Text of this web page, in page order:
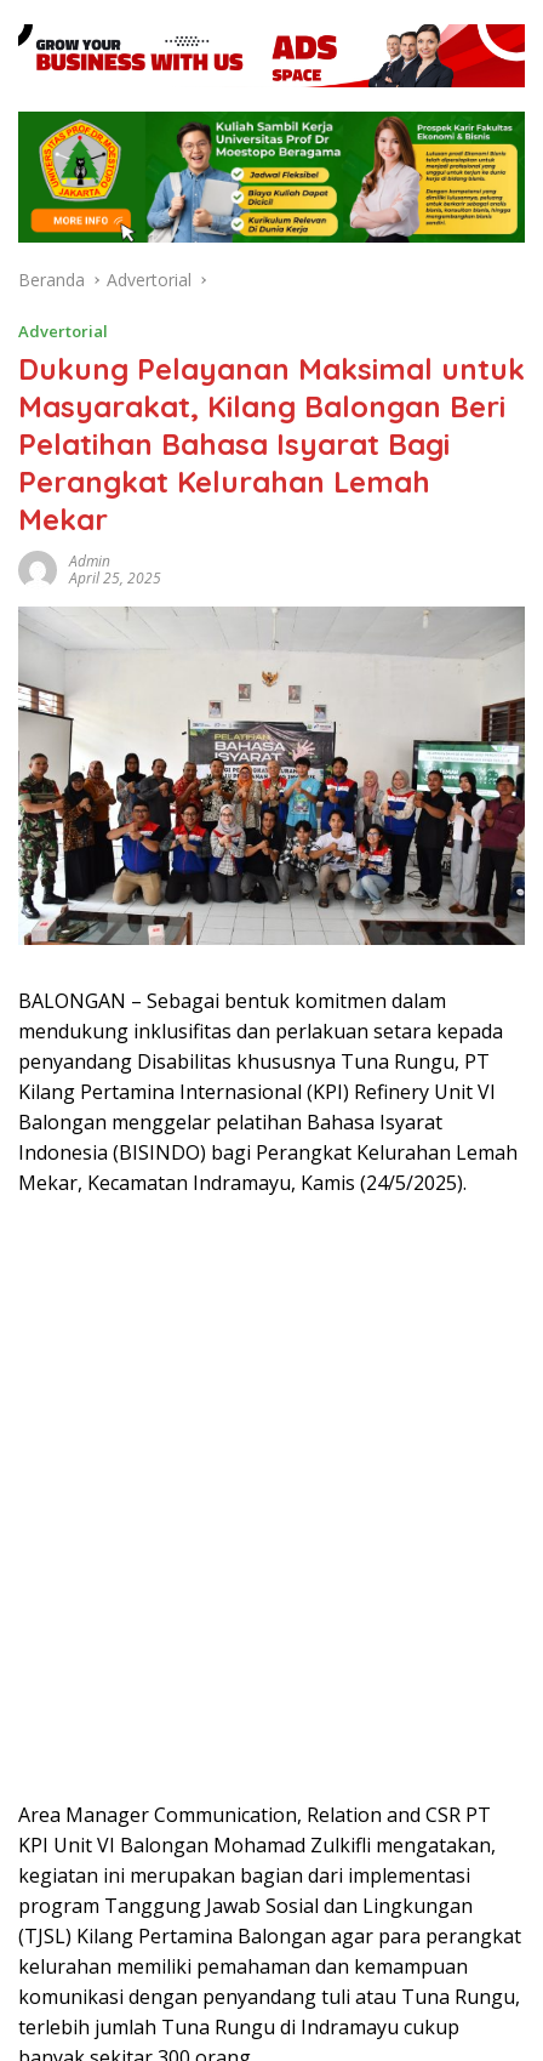
Beranda Advertorial
Advertorial
Dukung Pelayanan Maksimal untuk
Masyarakat, Kilang Balongan Beri
Pelatihan Bahasa Isyarat Bagi
Perangkat Kelurahan Lemah
Mekar
Admin
April 25, 2025
BALONGAN – Sebagai bentuk komitmen dalam
mendukung inklusifitas dan perlakuan setara kepada
penyandang Disabilitas khususnya Tuna Rungu, PT
Kilang Pertamina Internasional (KPI) Refinery Unit VI
Balongan menggelar pelatihan Bahasa Isyarat
Indonesia (BISINDO) bagi Perangkat Kelurahan Lemah
Mekar, Kecamatan Indramayu, Kamis (24/5/2025).
Area Manager Communication, Relation and CSR PT
KPI Unit VI Balongan Mohamad Zulkifli mengatakan,
kegiatan ini merupakan bagian dari implementasi
program Tanggung Jawab Sosial dan Lingkungan
(TJSL) Kilang Pertamina Balongan agar para perangkat
kelurahan memiliki pemahaman dan kemampuan
komunikasi dengan penyandang tuli atau Tuna Rungu,
terlebih jumlah Tuna Rungu di Indramayu cukup